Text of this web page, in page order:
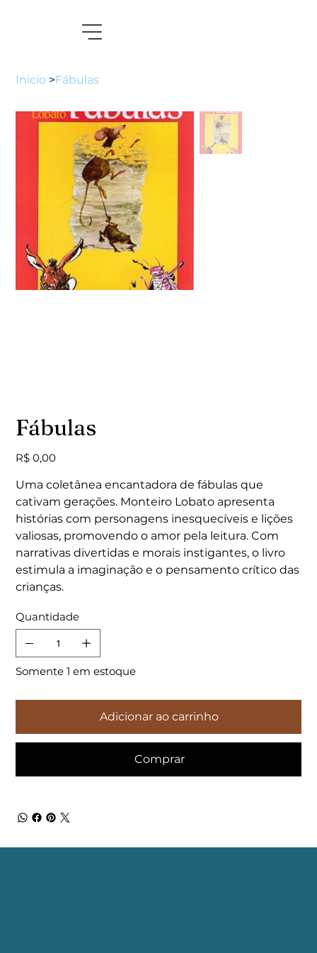
Inicio >Fábulas
Fábulas
Preço
R$ 0,00
Uma coletânea encantadora de fábulas que
cativam gerações. Monteiro Lobato apresenta
histórias com personagens inesquecíveis e lições
valiosas, promovendo o amor pela leitura. Com
narrativas divertidas e morais instigantes, o livro
estimula a imaginação e o pensamento crítico das
crianças.
Quantidade
Somente 1 em estoque
Adicionar ao carrinho
Comprar